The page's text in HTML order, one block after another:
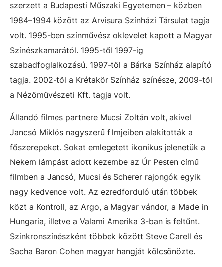
szerzett a Budapesti Műszaki Egyetemen – közben
1984–1994 között az Arvisura Színházi Társulat tagja
volt. 1995-ben színművész oklevelet kapott a Magyar
Színészkamarától. 1995-től 1997-ig
szabadfoglalkozású. 1997-től a Bárka Színház alapító
tagja. 2002-től a Krétakör Színház színésze, 2009-től
a Nézőművészeti Kft. tagja volt.
Állandó filmes partnere Mucsi Zoltán volt, akivel
Jancsó Miklós nagyszerű filmjeiben alakították a
főszerepeket. Sokat emlegetett ikonikus jelenetük a
Nekem lámpást adott kezembe az Úr Pesten című
filmben a Jancsó, Mucsi és Scherer rajongók egyik
nagy kedvence volt. Az ezredforduló után többek
közt a Kontroll, az Argo, a Magyar vándor, a Made in
Hungaria, illetve a Valami Amerika 3-ban is feltűnt.
Szinkronszínészként többek között Steve Carell és
Sacha Baron Cohen magyar hangját kölcsönözte.